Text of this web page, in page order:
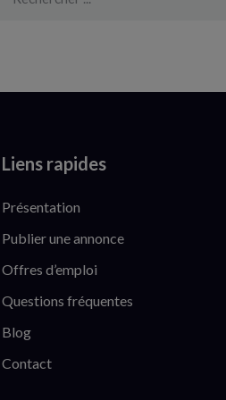
Liens rapides
Présentation
Publier une annonce
Offres d’emploi
Questions fréquentes
Blog
Contact